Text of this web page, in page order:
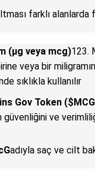
farklı
(µg veya mcg)123.
veya bir
sıklıkla kullanılır
Gov Token
güvenliğini ve
adıyla saç ve cilt